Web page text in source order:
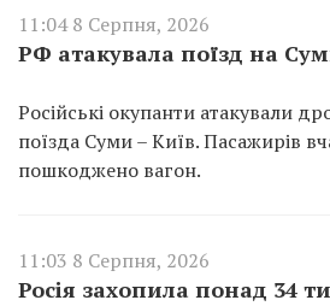
11:04 8 Серпня, 2026
РФ атакувала поїзд на
Російські окупанти атакували
поїзда Суми – Київ. Пасажирів
пошкоджено вагон.
11:03 8 Серпня, 2026
Росія захопила понад 34